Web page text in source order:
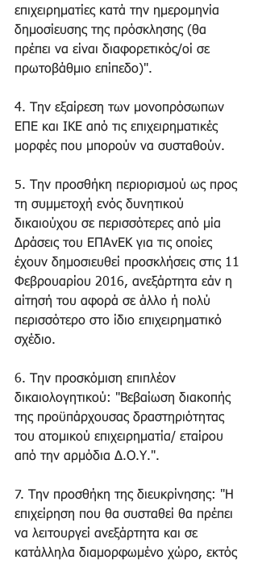
επιχειρηματίες κατά την ημερομηνία
δημοσίευσης της πρόσκλησης (θα
πρέπει να είναι διαφορετικός/οί σε
πρωτοβάθμιο επίπεδο)".
4. Την εξαίρεση των μονοπρόσωπων
ΕΠΕ και ΙΚΕ από τις επιχειρηματικές
μορφές που μπορούν να συσταθούν.
5. Την προσθήκη περιορισμού ως προς
τη συμμετοχή ενός δυνητικού
δικαιούχου σε περισσότερες από μία
∆ράσεις του ΕΠΑνΕΚ για τις οποίες
έχουν δημοσιευθεί προσκλήσεις στις 11
Φεβρουαρίου 2016, ανεξάρτητα εάν η
αίτησή του αφορά σε άλλο ή πολύ
περισσότερο στο ίδιο επιχειρηματικό
σχέδιο.
6. Την προσκόμιση επιπλέον
δικαιολογητικού: "Βεβαίωση διακοπής
της προϋπάρχουσας δραστηριότητας
του ατομικού επιχειρηματία/ εταίρου
από την αρμόδια Δ.Ο.Υ.".
7. Την προσθήκη της διευκρίνησης: "Η
επιχείρηση που θα συσταθεί θα πρέπει
να λειτουργεί ανεξάρτητα και σε
κατάλληλα διαμορφωμένο χώρο, εκτός